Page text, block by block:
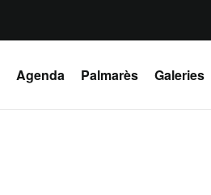
Agenda Palmarès Galeries